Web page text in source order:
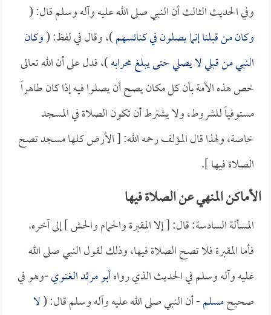
وفي الحديث الثالث أن النبي صلى الله عليه وآله وسلم قال: (
وكان من قبلنا إنما يصلون في كنائسهم)، وقال في لفظ: (وكان
النبي من قبلي لا يصلي حتى يبلغ محرابه)، فدل على أن الله تعالى
خص هذه الأمة بأن كل مكان يصح أن يصلوا فيه إذا كان طاهراً
مستوفياً للشروط، ولا يشترط أن تكون الصلاة في المسجد
خاصة، ولهذا قال المؤلف رحمه الله: [ الأرض كلها مسجد تصح
الصلاة فيها ].
الأماكن المنهي عن الصلاة فيها
المسألة السادسة: قال: [ إلا المقبرة والحمام والحش ] إلى آخره.
فأما المقبرة فلا تصح الصلاة فيها، وذلك لقول النبي صلى الله
عليه وآله وسلم في الحديث الذي رواهأبو مرثد الغنوي-وهو في
صحيحمسلم- أن النبي صلى الله عليه وآله وسلم قال: (لا